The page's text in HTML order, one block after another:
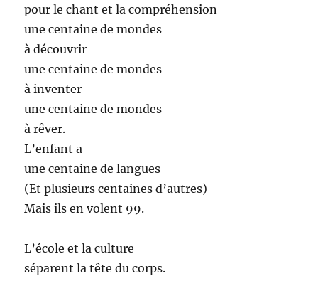
pour le chant et la compréhension
une centaine de mondes
à découvrir
une centaine de mondes
à inventer
une centaine de mondes
à rêver.
L’enfant a
une centaine de langues
(Et plusieurs centaines d’autres)
Mais ils en volent 99.
L’école et la culture
séparent la tête du corps.